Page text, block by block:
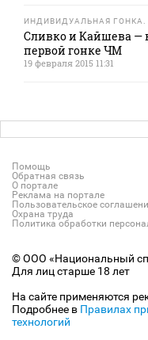
ИНДИВИДУАЛЬНАЯ
Сливко и Кайшева —
первой гонке ЧМ
19 февраля 2015 11:31
Помощь
Обратная связь
О портале
Реклама на портале
Пользовательское
Охрана труда
Политика обработки
© ООО «Национальный
Для лиц старше 18 лет
На сайте применяются
Подробнее в Правилах
технологий